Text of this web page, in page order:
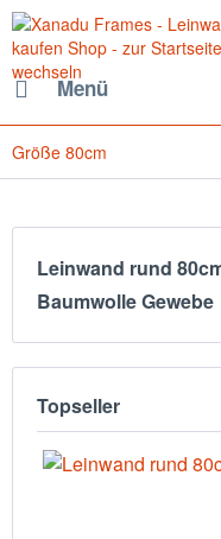
Menü
Größe 80cm
Leinwand rund
Baumwolle Gewebe
Topseller